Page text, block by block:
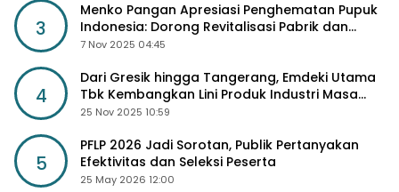
3
Menko Pangan Apresiasi Penghematan Pupuk
Indonesia: Dorong Revitalisasi Pabrik dan
Diskon Harga Pupuk
7 Nov 2025 04:45
4
Dari Gresik hingga Tangerang, Emdeki Utama
Tbk Kembangkan Lini Produk Industri Masa
Depan
25 Nov 2025 10:59
5
PFLP 2026 Jadi Sorotan, Publik Pertanyakan
Efektivitas dan Seleksi Peserta
25 May 2026 12:00